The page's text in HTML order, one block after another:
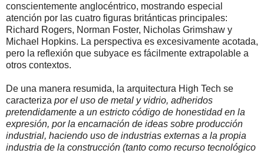
conscientemente anglocéntrico, mostrando especial
atención por las cuatro figuras británticas principales:
Richard Rogers, Norman Foster, Nicholas Grimshaw y
Michael Hopkins. La perspectiva es excesivamente acotada,
pero la reflexión que subyace es fácilmente extrapolable a
otros contextos.
De una manera resumida, la arquitectura High Tech se
caracteriza por el uso de metal y vidrio, adheridos
pretendidamente a un estricto código de honestidad en la
expresión, por la encarnación de ideas sobre producción
industrial, haciendo uso de industrias externas a la propia
industria de la construcción (tanto como recurso tecnológico